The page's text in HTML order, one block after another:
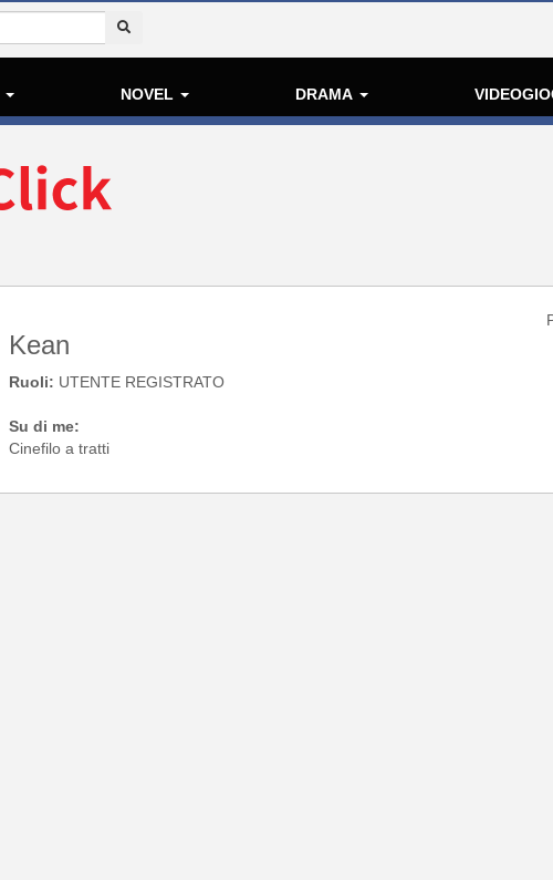
NOVEL DRAMA
Kean
Ruoli: UTENTE REGISTRATO
Su di me:
Cinefilo a tratti